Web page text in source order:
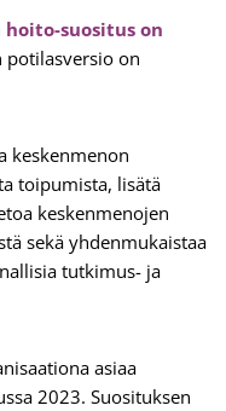
suositus on
potilasversio on
keskenmenon
toipumista, lisätä
keskenmenojen
sekä yhdenmukaistaa
tutkimus- ja
asiaa
2023. Suosituksen